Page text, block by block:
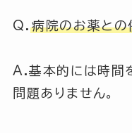
Q.病院のお薬と
A.基本的には時間
問題ありません。